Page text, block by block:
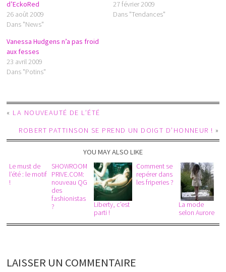
d’EckoRed
26 août 2009
Dans "News"
27 février 2009
Dans "Tendances"
Vanessa Hudgens n’a pas froid
aux fesses
23 avril 2009
Dans "Potins"
« LA NOUVEAUTÉ DE L’ÉTÉ
ROBERT PATTINSON SE PREND UN DOIGT D’HONNEUR ! »
YOU MAY ALSO LIKE
Le must de
l’été : le motif
!
SHOWROOM
PRIVE.COM:
nouveau QG
des
fashionistas
?
Liberty, c’est
parti !
Comment se
repérer dans
les friperies ?
La mode
selon Aurore
LAISSER UN COMMENTAIRE